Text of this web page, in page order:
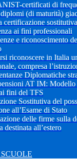
certificati di
(di maturità)
certificazione
ai fini professionali
e riconoscimento
riconoscere in Italia
compresa
Diplomatiche
AT IM: Modello
fini del TFS
Sostitutiva del
all’Esame di Stato
delle firme sulla
destinata all’estero